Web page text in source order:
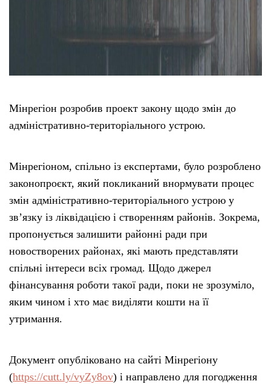
Мінрегіон розробив проект закону щодо змін до
адміністративно-територіального устрою.
Мінрегіоном, спільно із експертами, було розроблено
законопроєкт, який покликаний внормувати процес
змін адміністративно-територіального устрою у
зв’язку із ліквідацією і створенням районів. Зокрема,
пропонується залишити районні ради при
новостворених районах, які мають представляти
спільні інтереси всіх громад. Щодо джерел
фінансування роботи такої ради, поки не зрозуміло,
яким чином і хто має виділяти кошти на її
утримання.
Документ опубліковано на сайті Мінрегіону
(https://cutt.ly/vyZy8ov) і направлено для погодження